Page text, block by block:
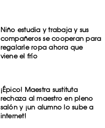
Niño estudia y trabaja y sus
compañeros se cooperan para
regalarle ropa ahora que
viene el frío
¡Épico! Maestra sustituta
rechaza al maestro en pleno
salón y ¡un alumno lo sube a
internet!